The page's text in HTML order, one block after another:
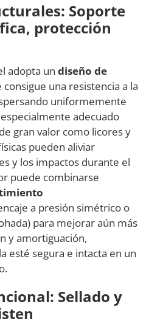
Soporte
protección
adopta un diseño de
consigue una resistencia a la
uniformemente
adecuado
gran valor como licores y
pueden aliviar
y los impactos durante el
puede combinarse
a presión simétrico o
para mejorar aún más
y amortiguación,
esté segura e intacta en un
Sellado y